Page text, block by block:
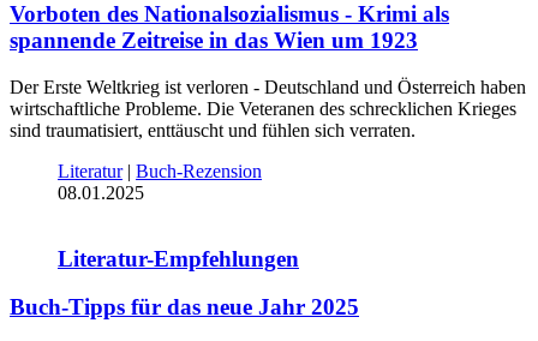
Vorboten des Nationalsozialismus - Krimi als
spannende Zeitreise in das Wien um 1923
Der Erste Weltkrieg ist verloren - Deutschland und Österreich haben
wirtschaftliche Probleme. Die Veteranen des schrecklichen Krieges
sind traumatisiert, enttäuscht und fühlen sich verraten.
Literatur| Buch-Rezension
08.01.2025
Literatur-Empfehlungen
Buch-Tipps für das neue Jahr 2025